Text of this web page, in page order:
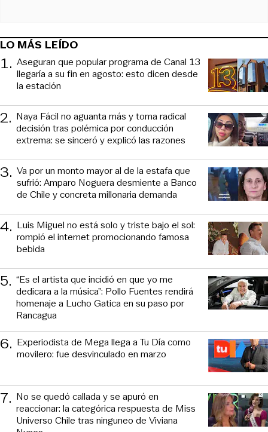
LO MÁS LEÍDO
1. Aseguran que popular programa de Canal 13
llegaría a su fin en agosto: esto dicen desde
la estación
2. Naya Fácil no aguanta más y toma radical
decisión tras polémica por conducción
extrema: se sinceró y explicó las razones
3. Va por un monto mayor al de la estafa que
sufrió: Amparo Noguera desmiente a Banco
de Chile y concreta millonaria demanda
4. Luis Miguel no está solo y triste bajo el sol:
rompió el internet promocionando famosa
bebida
5. “Es el artista que incidió en que yo me
dedicara a la música”: Pollo Fuentes rendirá
homenaje a Lucho Gatica en su paso por
Rancagua
6. Experiodista de Mega llega a Tu Día como
movilero: fue desvinculado en marzo
7. No se quedó callada y se apuró en
reaccionar: la categórica respuesta de Miss
Universo Chile tras ninguneo de Viviana